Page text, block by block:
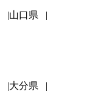
山口県
大分県